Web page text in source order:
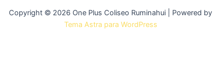
Copyright © 2026 One Plus Coliseo Ruminahui | Powered by
Tema Astra para WordPress